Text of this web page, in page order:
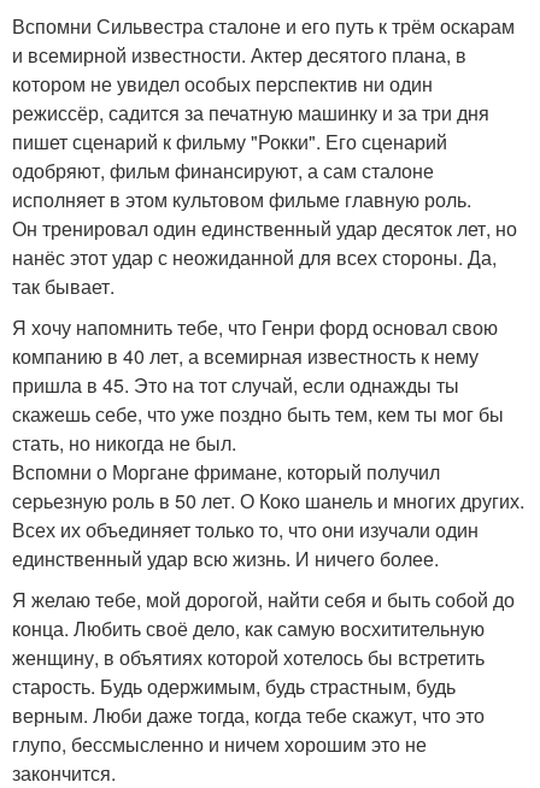
Вспомни Сильвестра сталоне и его путь к трём оскарам
и всемирной известности. Актер десятого плана, в
котором не увидел особых перспектив ни один
режиссёр, садится за печатную машинку и за три дня
пишет сценарий к фильму "Рокки". Его сценарий
одобряют, фильм финансируют, а сам сталоне
исполняет в этом культовом фильме главную роль.
Он тренировал один единственный удар десяток лет, но
нанёс этот удар с неожиданной для всех стороны. Да,
так бывает.
Я хочу напомнить тебе, что Генри форд основал свою
компанию в 40 лет, а всемирная известность к нему
пришла в 45. Это на тот случай, если однажды ты
скажешь себе, что уже поздно быть тем, кем ты мог бы
стать, но никогда не был.
Вспомни о Моргане фримане, который получил
серьезную роль в 50 лет. О Коко шанель и многих других.
Всех их объединяет только то, что они изучали один
единственный удар всю жизнь. И ничего более.
Я желаю тебе, мой дорогой, найти себя и быть собой до
конца. Любить своё дело, как самую восхитительную
женщину, в объятиях которой хотелось бы встретить
старость. Будь одержимым, будь страстным, будь
верным. Люби даже тогда, когда тебе скажут, что это
глупо, бессмысленно и ничем хорошим это не
закончится.